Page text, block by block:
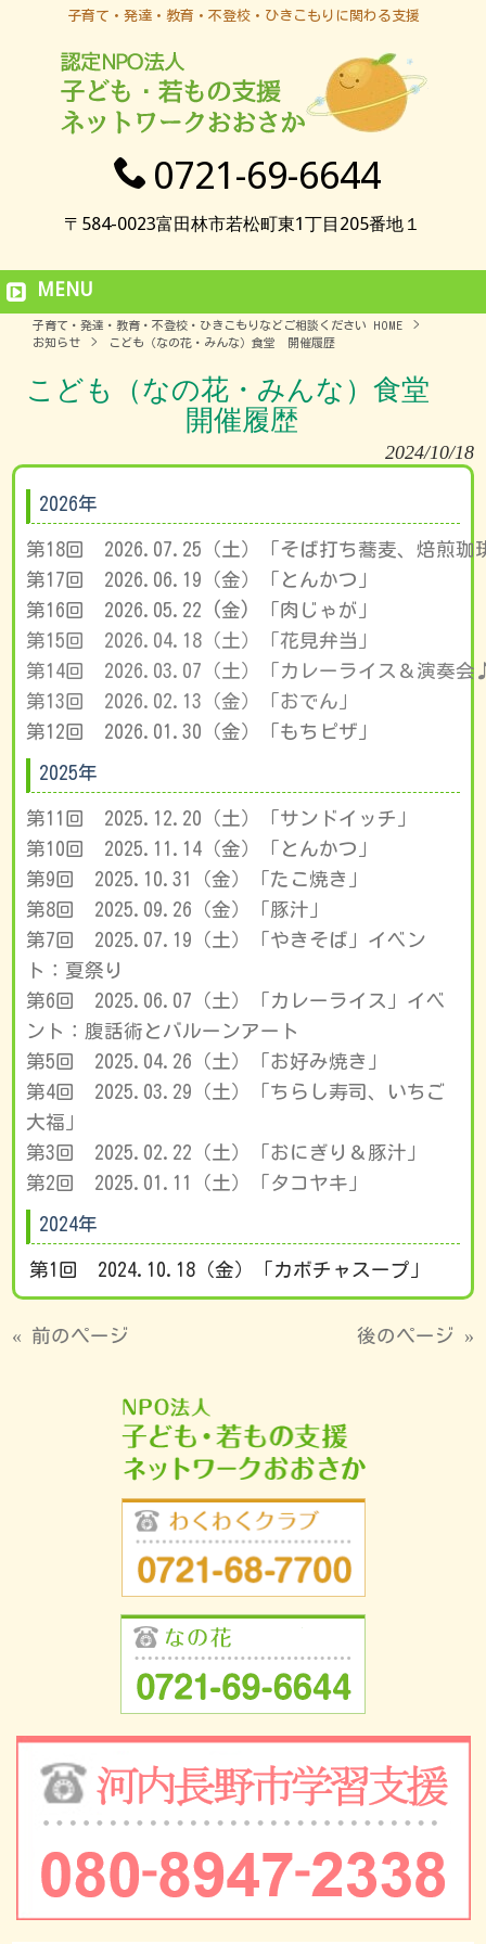
子育て・発達・教育・不登校・ひきこもりに関わる支援
0721-69-6644
〒584-0023富田林市若松町東1丁目205番地１
MENU
子育て・発達・教育・不登校・ひきこもりなどご相談ください HOME
>
お知らせ
> こども（なの花・みんな）食堂 開催履歴
こども（なの花・みんな）食堂
開催履歴
2024/10/18
2026年
第18回　2026.07.25（土）「
そば打ち蕎麦、焙煎珈
第17回　2026.06.19（金）「
とんかつ」
第15回　2026.04.18（土）「花見弁当」
第14回　2026.03.07（土）「
カレーライス＆演奏
第13回　2026.02.13（金）「おでん」
第12回　2026.01.30（金）「もちピザ」
2025年
第11回 2025. 12. 20 （土）「サンドイッチ」
第10回 2025. 11 . 14 （金）「とんかつ」
第9回 2025. 10.31
（金）「たこ焼き」
第8回 2025.09. 26 （金）「豚汁」
第7回 2025.07.19（土）「やきそば」イベン
ト：夏祭り
第6回 2025.06.07 （土）「カレーライス」イベ
ント： 腹話術とバルーンアート
第5回 2025.04. 26 （土）「お好み焼き」
第4回 2025.03. 29 （土）「ちらし寿司、いちご
大福」
第3回 2025.02. 22 （土）「おにぎり＆豚汁」
第2回 2025.01.11（土）「タコヤキ」
2024年
第1回 2024.10.18（金）「カボチャスープ」
« 前のページ 後のページ »